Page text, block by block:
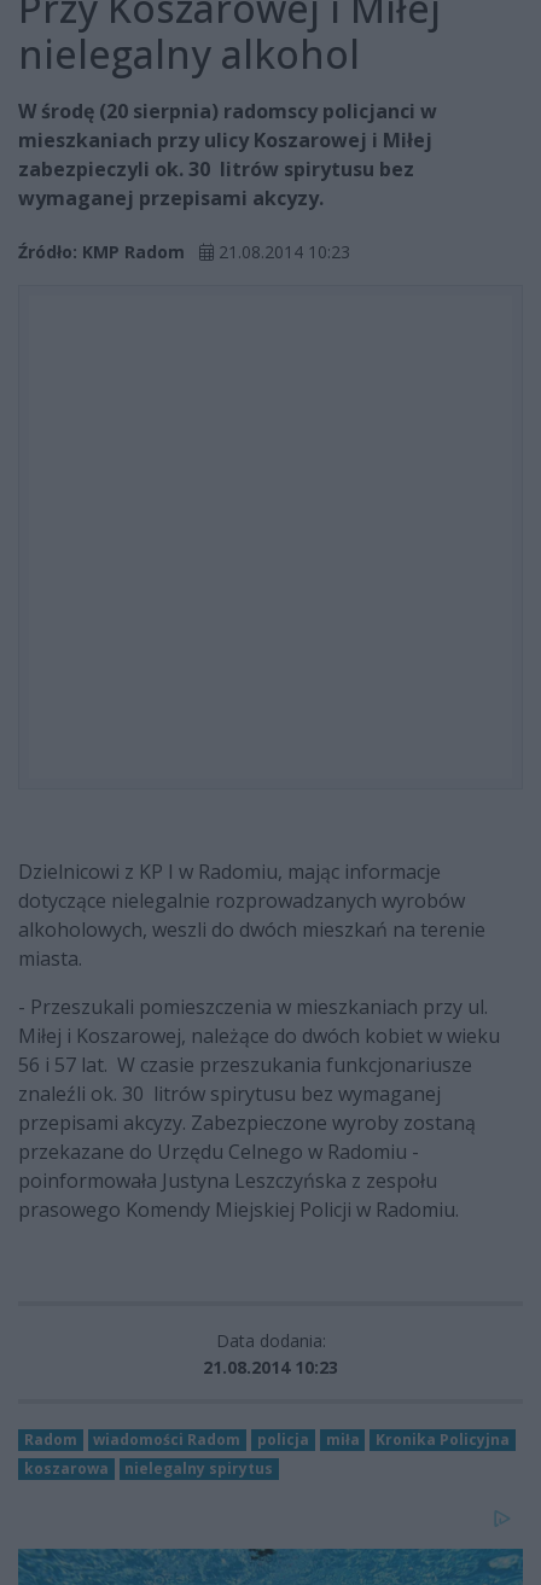
nielegalny alkohol
W środę (20 sierpnia) radomscy policjanci w
mieszkaniach przy ulicy Koszarowej i Miłej
zabezpieczyli ok. 30 litrów spirytusu bez
wymaganej przepisami akcyzy.
Źródło: KMP Radom 21.08.2014 10:23
Dzielnicowi z KP I w Radomiu, mając informacje
dotyczące nielegalnie rozprowadzanych wyrobów
alkoholowych, weszli do dwóch mieszkań na terenie
miasta.
- Przeszukali pomieszczenia w mieszkaniach przy ul.
Miłej i Koszarowej, należące do dwóch kobiet w wieku
56 i 57 lat. W czasie przeszukania funkcjonariusze
znaleźli ok. 30 litrów spirytusu bez wymaganej
przepisami akcyzy. Zabezpieczone wyroby zostaną
przekazane do Urzędu Celnego w Radomiu -
poinformowała Justyna Leszczyńska z zespołu
prasowego Komendy Miejskiej Policji w Radomiu.
Data dodania:
21.08.2014 10:23
Radom wiadomości Radom policja miła
Kronika Policyjna
koszarowa
nielegalny spirytus